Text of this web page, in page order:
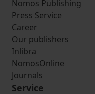
Nomos Publishing
Press Service
Career
Our publishers
Inlibra
NomosOnline
Journals
Service